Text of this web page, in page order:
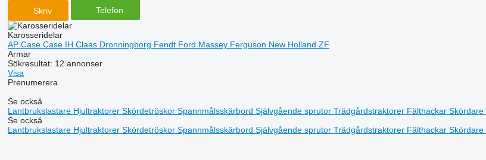
Skriv
Telefon
Karosseridelar
AP Case Case IH Claas Dronningborg Fendt Ford Massey Ferguson New Holland ZF
Armar
Sökresultat: 12 annonser
Visa
Prenumerera
Se också
Lantbrukslastare Hjultraktorer Skördetröskor Spannmålsskärbord Självgående sprutor Trädgårdstraktorer Fälthackar Skördare
Se också
Lantbrukslastare Hjultraktorer Skördetröskor Spannmålsskärbord Självgående sprutor Trädgårdstraktorer Fälthackar Skördare